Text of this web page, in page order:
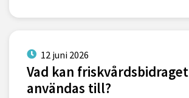
12 juni 2026
Vad kan friskvårdsbidraget
användas till?